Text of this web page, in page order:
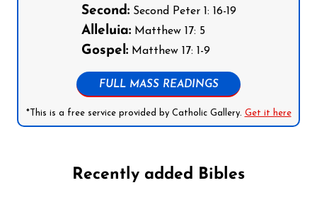
Second:Second Peter 1: 16-19
Alleluia:Matthew 17: 5
Gospel:Matthew 17: 1-9
FULL MASS READINGS
*This is a free service provided by Catholic Gallery. Get it here
Recently added Bibles